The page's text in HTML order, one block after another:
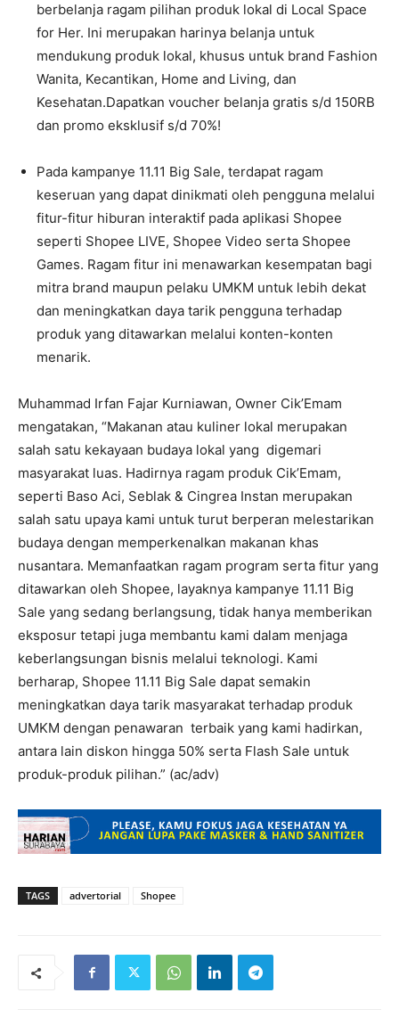
berbelanja ragam pilihan produk lokal di Local Space
for Her. Ini merupakan harinya belanja untuk
mendukung produk lokal, khusus untuk brand Fashion
Wanita, Kecantikan, Home and Living, dan
Kesehatan.Dapatkan voucher belanja gratis s/d 150RB
dan promo eksklusif s/d 70%!
Pada kampanye 11.11 Big Sale, terdapat ragam
keseruan yang dapat dinikmati oleh pengguna melalui
fitur-fitur hiburan interaktif pada aplikasi Shopee
seperti Shopee LIVE, Shopee Video serta Shopee
Games. Ragam fitur ini menawarkan kesempatan bagi
mitra brand maupun pelaku UMKM untuk lebih dekat
dan meningkatkan daya tarik pengguna terhadap
produk yang ditawarkan melalui konten-konten
menarik.
Muhammad Irfan Fajar Kurniawan, Owner Cik’Emam
mengatakan, “Makanan atau kuliner lokal merupakan
salah satu kekayaan budaya lokal yang digemari
masyarakat luas. Hadirnya ragam produk Cik’Emam,
seperti Baso Aci, Seblak & Cingrea Instan merupakan
salah satu upaya kami untuk turut berperan melestarikan
budaya dengan memperkenalkan makanan khas
nusantara. Memanfaatkan ragam program serta fitur yang
ditawarkan oleh Shopee, layaknya kampanye 11.11 Big
Sale yang sedang berlangsung, tidak hanya memberikan
eksposur tetapi juga membantu kami dalam menjaga
keberlangsungan bisnis melalui teknologi. Kami
berharap, Shopee 11.11 Big Sale dapat semakin
meningkatkan daya tarik masyarakat terhadap produk
UMKM dengan penawaran terbaik yang kami hadirkan,
antara lain diskon hingga 50% serta Flash Sale untuk
produk-produk pilihan.” (ac/adv)
TAGS advertorial Shopee